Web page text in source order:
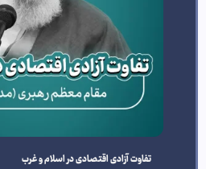
تفاوت آزادی اقتصادی در اسلام و غرب